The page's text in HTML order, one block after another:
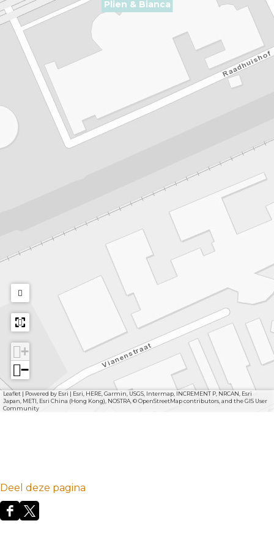
Plien & Bianca
+
−
Leaflet | Powered by Esri | Esri, HERE, Garmin, USGS, Intermap, INCREMENT P, NRCAN, Esri
Japan, METI, Esri China (Hong Kong), NOSTRA, © OpenStreetMap contributors, and the GIS User
Community
Deel deze pagina
D
D